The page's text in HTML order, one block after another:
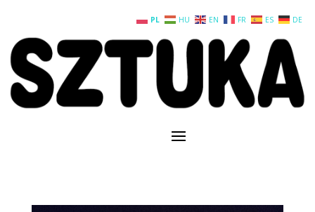
PL HU EN FR ES DE